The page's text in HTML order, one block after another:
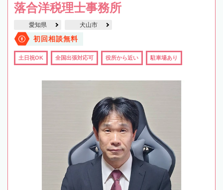
落合洋税理士事務所
愛知県 犬山市
初回相談無料
土日祝OK 全国出張対応可 役所から近い 駐車場あり